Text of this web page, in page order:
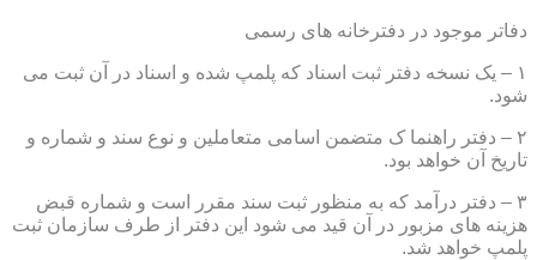
دفاتر موجود در دفترخانه های رسمی
۱ – یک نسخه دفتر ثبت اسناد که پلمپ شده و اسناد در آن ثبت می
شود.
۲ – دفتر راهنما ک متضمن اسامی متعاملین و نوع سند و شماره و
تاریخ آن خواهد بود.
۳ – دفتر درآمد که به منظور ثبت سند مقرر است و شماره قبض
هزینه های مزبور در آن قید می شود این دفتر از طرف سازمان ثبت
پلمپ خواهد شد.